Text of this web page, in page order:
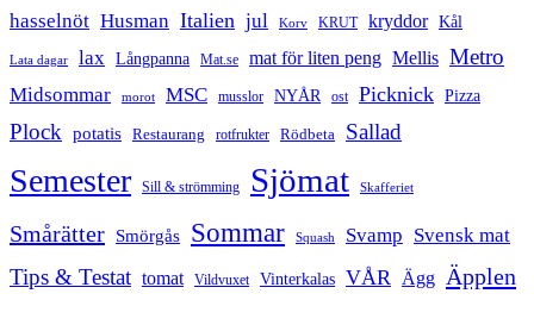
hasselnöt Husman Italien jul Korv KRUT kryddor Kål
Lata dagar lax Långpanna Mat.se mat för liten peng Mellis Metro
Midsommar morot MSC musslor NYÅR ost Picknick Pizza
Plock potatis Restaurang rotfrukter Rödbeta Sallad
Semester Sill & strömming Sjömat Skafferiet
Smårätter Smörgås Sommar Squash Svamp Svensk mat
Tips & Testat tomat Vildvuxet Vinterkalas VÅR Ägg Äpplen